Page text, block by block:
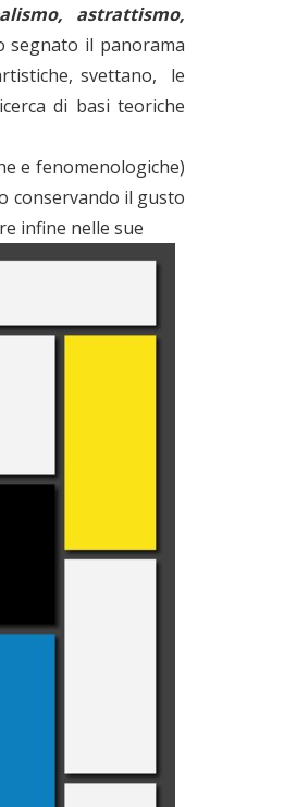
astrattismo,
segnato il panorama
svettano, le
di basi teoriche
e fenomenologiche)
conservando il gusto
infine nelle sue